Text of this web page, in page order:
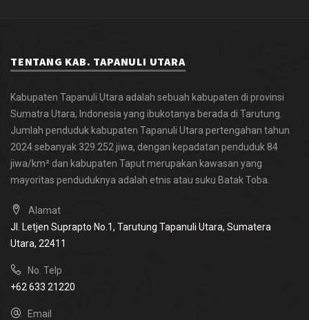
TENTANG KAB. TAPANULI UTARA
Kabupaten Tapanuli Utara adalah sebuah kabupaten di provinsi
Sumatra Utara, Indonesia yang ibukotanya berada di Tarutung.
Jumlah penduduk kabupaten Tapanuli Utara pertengahan tahun
2024 sebanyak 329.252 jiwa, dengan kepadatan penduduk 84
jiwa/km² dan kabupaten Taput merupakan kawasan yang
mayoritas penduduknya adalah etnis atau suku Batak Toba.
Alamat
Jl. Letjen Suprapto No.1, Tarutung Tapanuli Utara, Sumatera
Utara, 22411
No. Telp
+62 633 21220
Email